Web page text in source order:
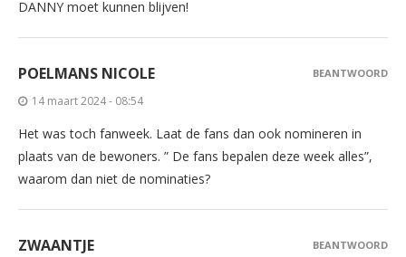
DANNY moet kunnen blijven!
POELMANS NICOLE
14 maart 2024 - 08:54
Het was toch fanweek. Laat de fans dan ook nomineren in
plaats van de bewoners. ” De fans bepalen deze week alles”,
waarom dan niet de nominaties?
BEANTWOORD
ZWAANTJE BEANTWOORD